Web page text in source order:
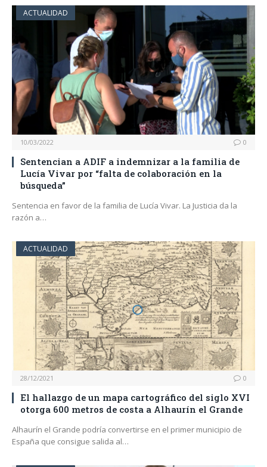
ACTUALIDAD
10/03/2022 0
Sentencian a ADIF a indemnizar a la familia de
Lucía Vivar por “falta de colaboración en la
búsqueda”
Sentencia en favor de la familia de Lucía Vivar. La Justicia da la
razón a…
ACTUALIDAD
28/12/2021 0
El hallazgo de un mapa cartográfico del siglo XVI
otorga 600 metros de costa a Alhaurín el Grande
Alhaurín el Grande podría convertirse en el primer municipio de
España que consigue salida al…